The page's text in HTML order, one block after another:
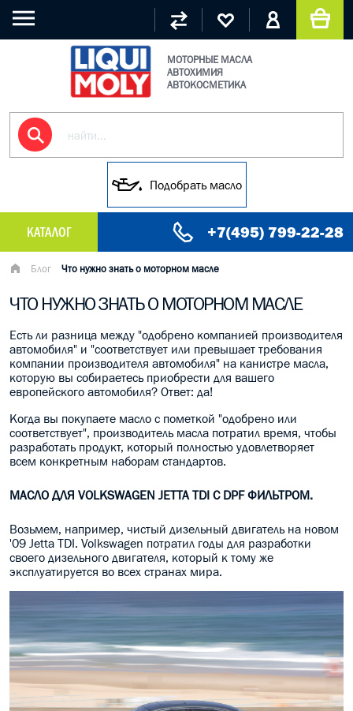
МОТОРНЫЕ МАСЛА
АВТОХИМИЯ
АВТОКОСМЕТИКА
Подобрать масло
КАТАЛОГ +7(495) 799-22-28
МАСЛО МОТОРНОЕ
ГРУЗОВЫЕ МАСЛА
ГИДРАВЛИЧЕСКИЕ МАСЛА
МАСЛО В КОРОБКУ
БОЧКИ МАСЛА
ПРИСАДКИ АВТОХИМИЯ
АВТО КОСМЕТИКА
МОТО МАСЛА
ВСЕ БРЕНДЫ
Блог Что нужно знать о моторном масле
ЧТО НУЖНО ЗНАТЬ О МОТОРНОМ МАСЛЕ
Есть ли разница между "одобрено компанией производителя
автомобиля" и "соответствует или превышает требования
компании производителя автомобиля" на канистре масла,
которую вы собираетесь приобрести для вашего
европейского автомобиля? Ответ: да!
Когда вы покупаете масло с пометкой "одобрено или
соответствует", производитель масла потратил время, чтобы
разработать продукт, который полностью удовлетворяет
всем конкретным наборам стандартов.
МАСЛО ДЛЯ VOLKSWAGEN JETTA TDI С DPF ФИЛЬТРОМ.
Возьмем, например, чистый дизельный двигатель на новом
'09 Jetta TDI. Volkswagen потратил годы для разработки
своего дизельного двигателя, который к тому же
эксплуатируется во всех странах мира.